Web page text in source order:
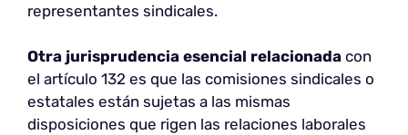
representantes sindicales.
Otra jurisprudencia esencial relacionada con
el artículo 132 es que las comisiones sindicales o
estatales están sujetas a las mismas
disposiciones que rigen las relaciones laborales